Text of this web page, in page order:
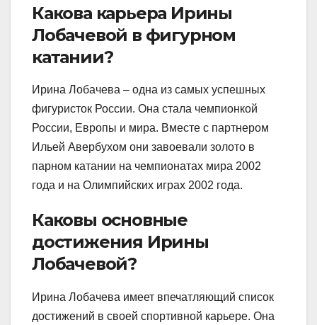
Какова карьера Ирины
Лобачевой в фигурном
катании?
Ирина Лобачева – одна из самых успешных
фигуристок России. Она стала чемпионкой
России, Европы и мира. Вместе с партнером
Ильей Авербухом они завоевали золото в
парном катании на чемпионатах мира 2002
года и на Олимпийских играх 2002 года.
Каковы основные
достижения Ирины
Лобачевой?
Ирина Лобачева имеет впечатляющий список
достижений в своей спортивной карьере. Она